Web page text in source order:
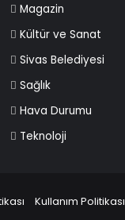
Magazin
Kültür ve Sanat
Sivas Belediyesi
Sağlık
Hava Durumu
Teknoloji
Kullanım Politikası